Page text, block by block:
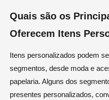
Quais são os
Oferecem Itens
Itens personalizados podem
segmentos, desde moda e
papelaria. Alguns dos
presentes personalizados,